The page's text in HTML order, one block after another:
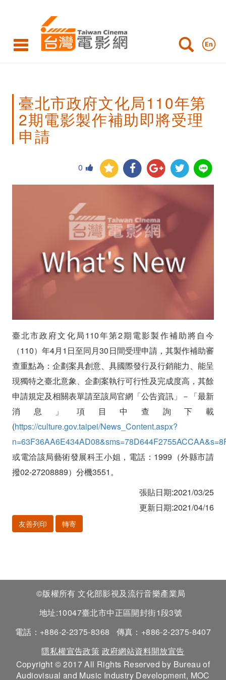
市
府
局
年
作
補
助
即
將
受
理
申
請
臺北市政府文化局110年第
2期電影製作補助即將受理
申請
0
臺北市政府文化局110年第2期電影製作補助將自今
（110）年4月1日至同月30日間受理申請，其製作補助審
查重點為：企劃案具創意、具國際發行及行銷能力、能呈
現獨特之臺北意象、企劃案執行可行性及完成度高，其餘
申請規定及相關表單請至該局官網「公告資訊」－「最新
消息」項目中查詢下載
(https://culture.gov.taipei/News_Content.aspx?
或電洽該局藝術發展科王小姐，電話：1999（外縣市請
撥02-27208889）分機3551。
張貼日期:2021/03/25
更新日期:2021/04/16
友善列印 轉寄
©版權所有 文化部影視及流行音樂產業局
地址:10047臺北市中正區開封街1段3號
電話：+886-2-2375-8368
傳真：+886-2-2375-8407
隱私權宣告政策 政府網站資料開放宣告
Copyright © 2017 All Rights Reserved by Bureau of
Audiovisual and Music Industry Development, MOC